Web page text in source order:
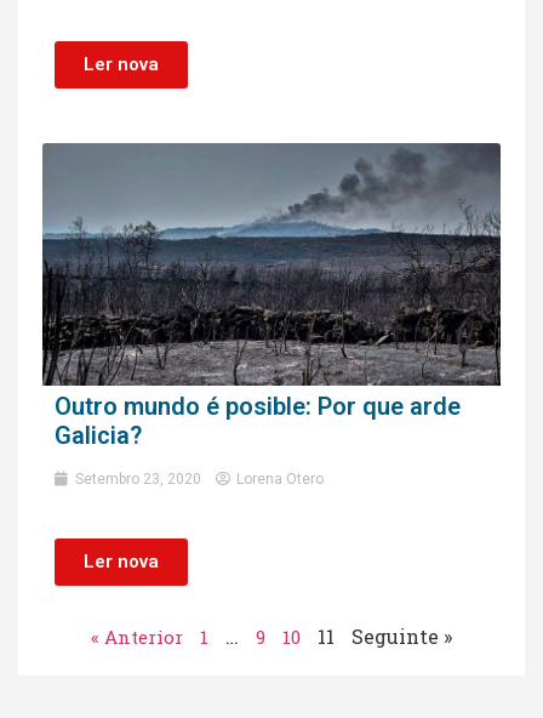
Ler nova
Outro mundo é posible: Por que arde
Galicia?
Setembro 23, 2020 Lorena Otero
Ler nova
« Anterior 1 … 9 10 11 Seguinte »